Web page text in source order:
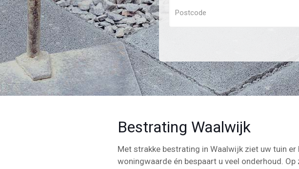
Bestrating Waalwijk
Met strakke bestrating in Waalwijk ziet uw tuin
woningwaarde én bespaart u veel onderhoud.